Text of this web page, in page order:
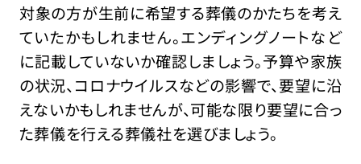
対象の方が生前に希望する葬儀のかたちを考え
ていたかもしれません。エンディングノートなど
に記載していないか確認しましょう。予算や家族
の状況、コロナウイルスなどの影響で、要望に沿
えないかもしれませんが、可能な限り要望に合っ
た葬儀を行える葬儀社を選びましょう。